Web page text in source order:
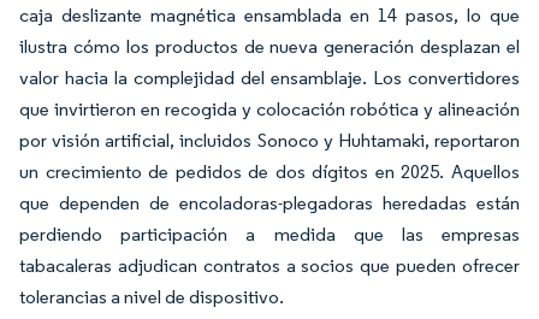
caja deslizante magnética ensamblada en 14 pasos, lo que
ilustra cómo los productos de nueva generación desplazan el
valor hacia la complejidad del ensamblaje. Los convertidores
que invirtieron en recogida y colocación robótica y alineación
por visión artificial, incluidos Sonoco y Huhtamaki, reportaron
un crecimiento de pedidos de dos dígitos en 2025. Aquellos
que dependen de encoladoras-plegadoras heredadas están
perdiendo participación a medida que las empresas
tabacaleras adjudican contratos a socios que pueden ofrecer
tolerancias a nivel de dispositivo.